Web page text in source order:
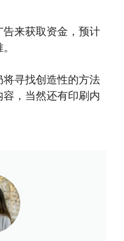
来获取资金，预计
寻找创造性的方法
，当然还有印刷内